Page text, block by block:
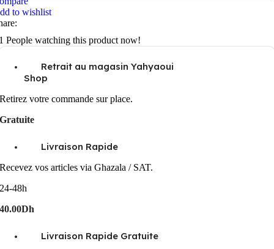
to wishlist
People watching this product now!
Retrait au magasin Yahyaoui
Shop
Retirez votre commande sur place.
Gratuite
Livraison Rapide
Recevez vos articles via Ghazala / SAT.
24-48h
40.00Dh
Livraison Rapide Gratuite